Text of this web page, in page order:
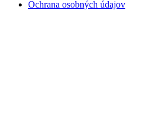
Ochrana osobných údajov